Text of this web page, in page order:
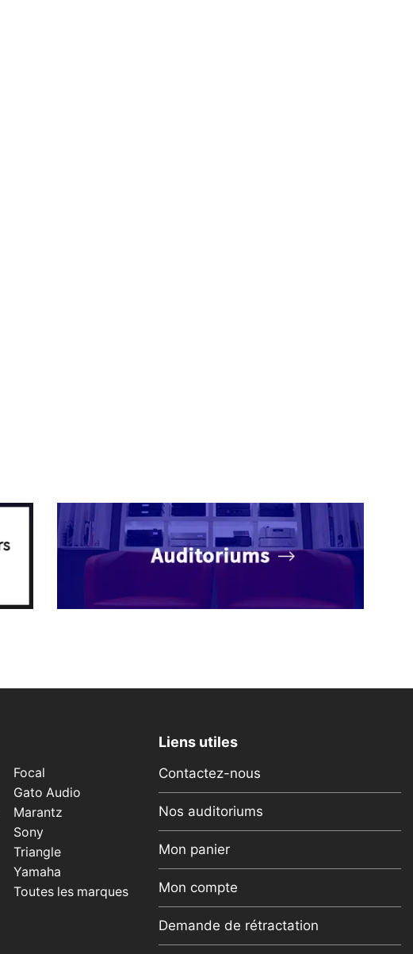
Focal
Gato Audio
Marantz
Sony
Triangle
Yamaha
Toutes les marques
Liens utiles
Contactez-nous
Nos auditoriums
Mon panier
Mon compte
Demande de rétractation